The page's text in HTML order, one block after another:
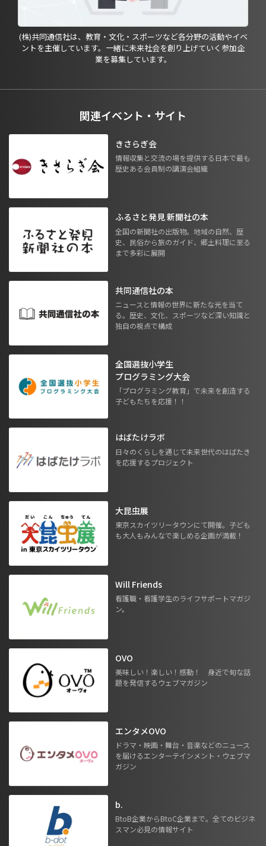
(株)共同通信社は、教育・文化・スポーツなど各分野の活動やイベ
ントを主催しています。一緒に未来社会を創り上げていく参加企
業を募集しています。
関連イベント・サイト
きさらぎ会
情報収集と交流の場を提供する日本で最も
歴史ある会員制の講演会組織
ふるさと発見 新聞社の本
全国の新聞社の出版物。地域の自然、歴
史、民俗から旅のガイド、郷土料理に至る
まで多彩に展開
共同通信社の本
ニュースと情報の世界に新たな光を当て
る。歴史、文化、スポーツなど深い知識と
独自の視点で構成
全国選抜小学生
プログラミング大会
「プログラミング教育」で未来を創造する
子どもたちを応援！！
はばたけラボ
日々のくらしを通じて未来世代のはばたき
を応援するプロジェクト
大昆虫展
東京スカイツリータウンにて開催。子ども
も大人もみんなで楽しめる企画が満載！
Will Friends
看護職・看護学生のライフサポートマガジ
ン。
OVO
美味しい！楽しい！感動！ 身近で旬な話
題を発信するウェブマガジン
エンタメOVO
ドラマ・映画・舞台・音楽などのニュース
を届けるエンターテインメント・ウェブマ
ガジン
b.
BtoB企業からBtoC企業まで。全てのビジネ
スマン必見の情報サイト